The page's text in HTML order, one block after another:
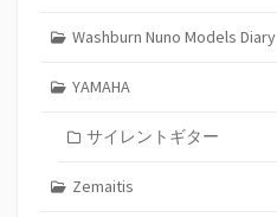
Washburn Nuno Models Diary
YAMAHA
サイレントギター
Zemaitis